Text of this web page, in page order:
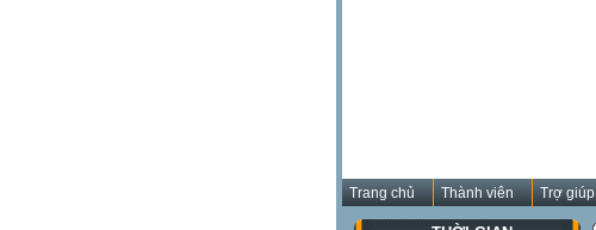
Trang chủ Thành viên Trợ giúp